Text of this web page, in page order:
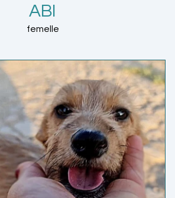
ABI
femelle